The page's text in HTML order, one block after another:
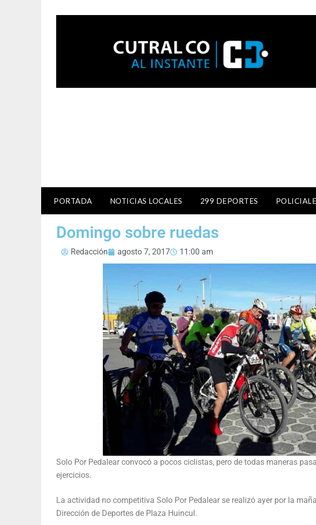
PORTADA NOTICIAS LOCALES 299 DEPORTES
Domingo sobre ruedas
Redacción agosto 7, 2017 11:00 am
Solo Por Pedalear convocó a pocos ciclistas, pero de todas maneras
ejercicios.
La actividad no competitiva Solo Por Pedalear se realizó ayer por la
Dirección de Deportes de Plaza Huincul.